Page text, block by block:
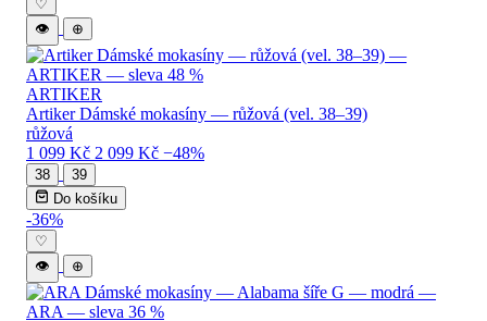
♡
👁
⊕
ARTIKER
Artiker Dámské mokasíny — růžová (vel. 38–39)
růžová
1 099 Kč 2 099 Kč −48%
38
39
Do košíku
-36%
♡
👁
⊕